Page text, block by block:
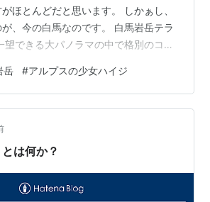
ほとんどだと思います。 しかぁし、
、今の白馬なのです。 白馬岩岳テラ
望できる大パノラマの中で格別のコー
生します。 白馬三山を正面に見据え
りと贅沢な時間を過ごしませんか？
たか？ 写真の他にも夏山を楽しめる
になれる巨大ブランコを？ ヤッホー
んこ大戦争提供） 右奥に見えるのが、
岳 #アルプスの少女ハイジ
とは何か？